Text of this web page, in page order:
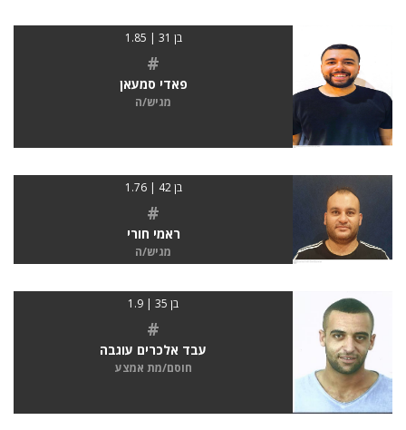
בן 31 | 1.85
#
פאדי סמעאן
מגיש/ה
בן 42 | 1.76
#
ראמי חורי
מגיש/ה
בן 35 | 1.9
#
עבד אלכרים עוגבה
חוסם/מת אמצע